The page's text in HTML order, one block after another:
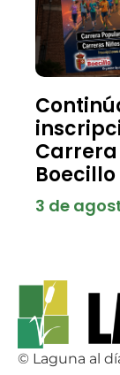
Boecillo
3 de
© Laguna al